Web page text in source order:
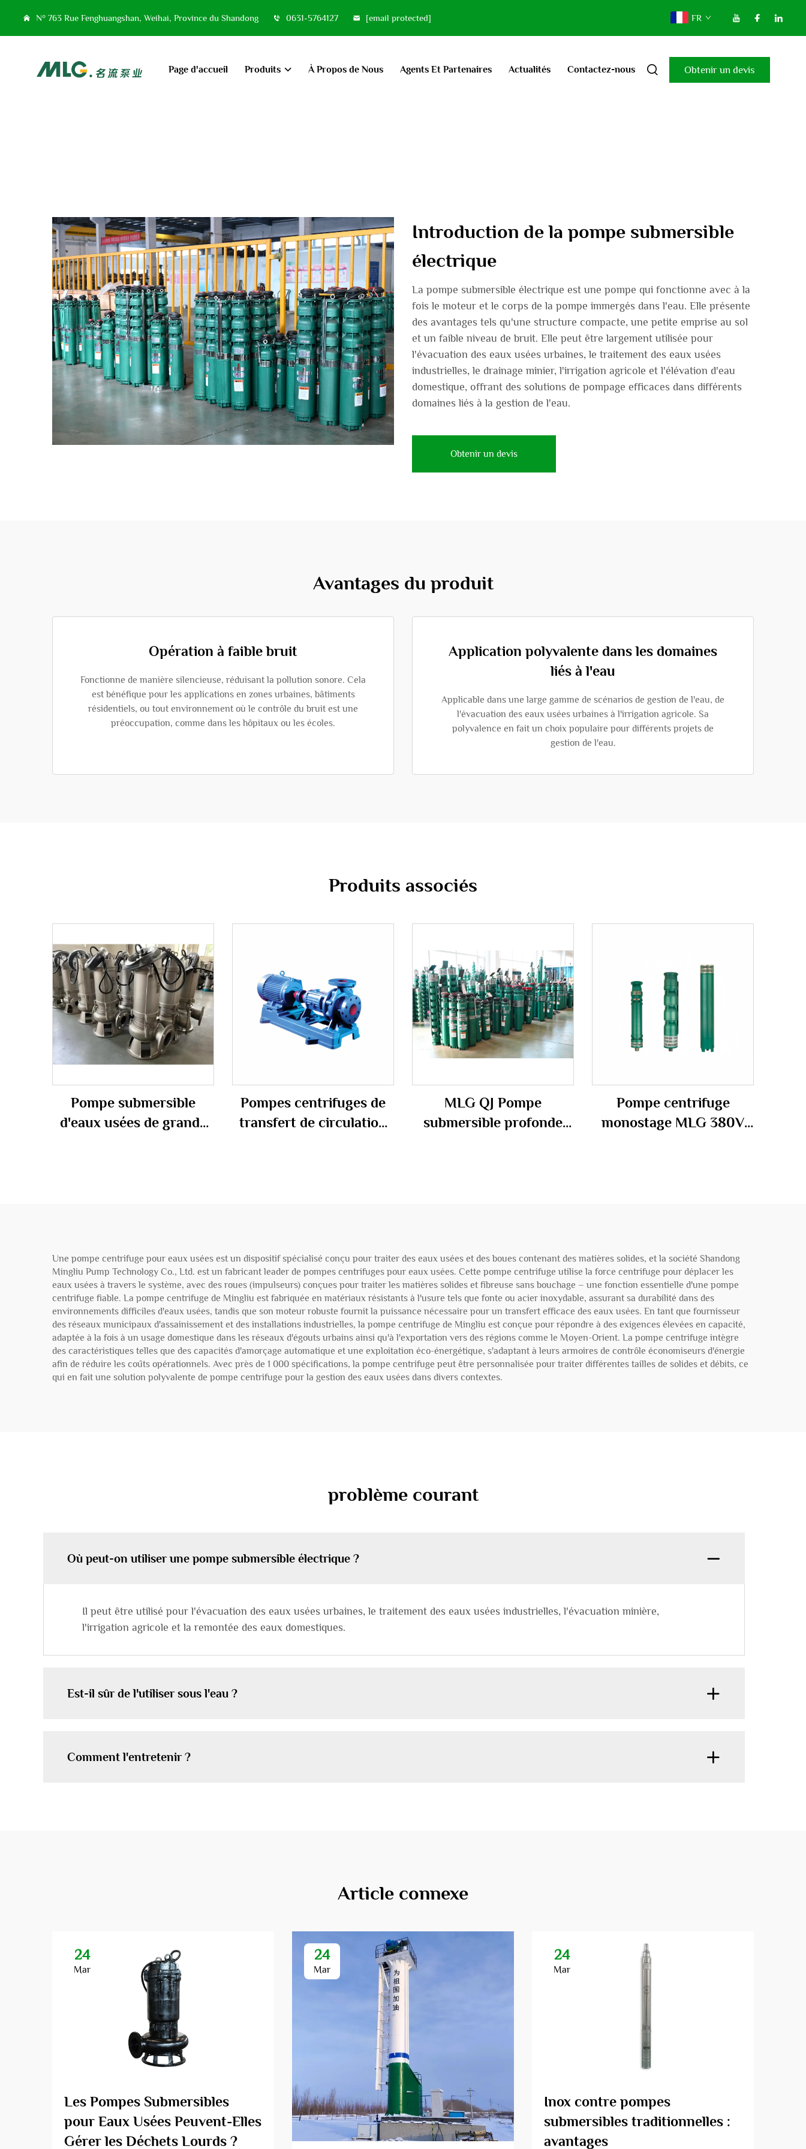
N° 763 Rue Fenghuangshan, Weihai, Province du Shandong 0631-5764127 [email protected] FR
Page d'accueil Produits À Propos de Nous Agents Et Partenaires Actualités Contactez-nous Obtenir un devis
Introduction de la pompe submersible
électrique
La pompe submersible électrique est une pompe qui fonctionne avec à la
fois le moteur et le corps de la pompe immergés dans l'eau. Elle présente
des avantages tels qu'une structure compacte, une petite emprise au sol
et un faible niveau de bruit. Elle peut être largement utilisée pour
l'évacuation des eaux usées urbaines, le traitement des eaux usées
industrielles, le drainage minier, l'irrigation agricole et l'élévation d'eau
domestique, offrant des solutions de pompage efficaces dans différents
domaines liés à la gestion de l'eau.
Obtenir un devis
Avantages du produit
Opération à faible bruit
Fonctionne de manière silencieuse, réduisant la pollution sonore. Cela
est bénéfique pour les applications en zones urbaines, bâtiments
résidentiels, ou tout environnement où le contrôle du bruit est une
préoccupation, comme dans les hôpitaux ou les écoles.
Application polyvalente dans les domaines
liés à l'eau
Applicable dans une large gamme de scénarios de gestion de l'eau, de
l'évacuation des eaux usées urbaines à l'irrigation agricole. Sa
polyvalence en fait un choix populaire pour différents projets de
gestion de l'eau.
Produits associés
Pompe submersible
d'eaux usées de grande
Pompes centrifuges de
transfert de circulation
MLG QJ Pompe
submersible profonde
Pompe centrifuge
monostage MLG 380V
Une pompe centrifuge pour eaux usées est un dispositif spécialisé conçu pour traiter des eaux usées et des boues contenant des matières solides, et la société Shandong
Mingliu Pump Technology Co., Ltd. est un fabricant leader de pompes centrifuges pour eaux usées. Cette pompe centrifuge utilise la force centrifuge pour déplacer les
eaux usées à travers le système, avec des roues (impulseurs) conçues pour traiter les matières solides et fibreuse sans bouchage – une fonction essentielle d'une pompe
centrifuge fiable. La pompe centrifuge de Mingliu est fabriquée en matériaux résistants à l'usure tels que fonte ou acier inoxydable, assurant sa durabilité dans des
environnements difficiles d'eaux usées, tandis que son moteur robuste fournit la puissance nécessaire pour un transfert efficace des eaux usées. En tant que fournisseur
des réseaux municipaux d'assainissement et des installations industrielles, la pompe centrifuge de Mingliu est conçue pour répondre à des exigences élevées en capacité,
adaptée à la fois à un usage domestique dans les réseaux d'égouts urbains ainsi qu'à l'exportation vers des régions comme le Moyen-Orient. La pompe centrifuge intègre
des caractéristiques telles que des capacités d'amorçage automatique et une exploitation éco-énergétique, s'adaptant à leurs armoires de contrôle économiseurs d'énergie
afin de réduire les coûts opérationnels. Avec près de 1 000 spécifications, la pompe centrifuge peut être personnalisée pour traiter différentes tailles de solides et débits, ce
qui en fait une solution polyvalente de pompe centrifuge pour la gestion des eaux usées dans divers contextes.
problème courant
Où peut-on utiliser une pompe submersible électrique ?
Il peut être utilisé pour l'évacuation des eaux usées urbaines, le traitement des eaux usées industrielles, l'évacuation minière,
l'irrigation agricole et la remontée des eaux domestiques.
Est-il sûr de l'utiliser sous l'eau ?
Comment l'entretenir ?
Article connexe
24
Mar
Les Pompes Submersibles
pour Eaux Usées Peuvent-Elles
Gérer les Déchets Lourds ?
24
Mar
24
Mar
Inox contre pompes
submersibles traditionnelles :
avantages